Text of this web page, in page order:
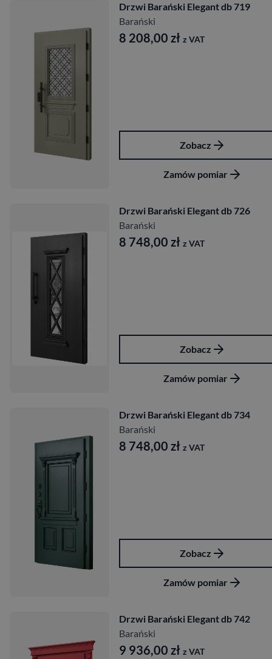
Drzwi Barański Elegant db 719
Barański
8 208,00 zł z VAT
Zobacz
Zamów pomiar
Drzwi Barański Elegant db 726
Barański
8 748,00 zł z VAT
Zobacz
Zamów pomiar
Drzwi Barański Elegant db 734
Barański
8 748,00 zł z VAT
Zobacz
Zamów pomiar
Drzwi Barański Elegant db 742
Barański
9 936,00 zł z VAT